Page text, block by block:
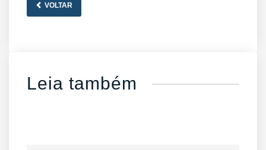
VOLTAR
Leia também